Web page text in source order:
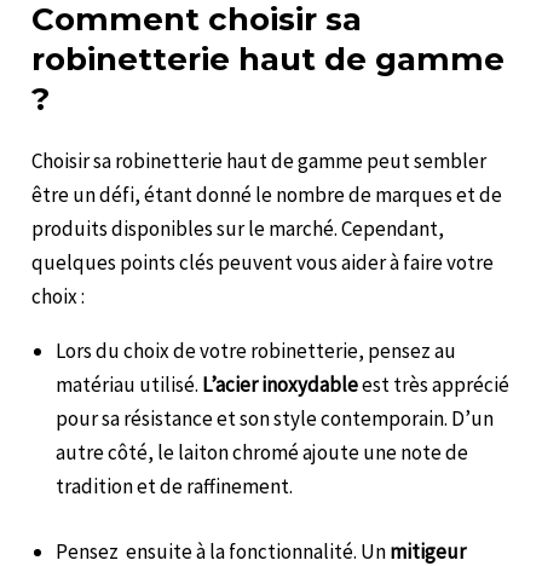
Comment choisir sa
robinetterie haut de gamme
?
Choisir sa robinetterie haut de gamme peut sembler
être un défi, étant donné le nombre de marques et de
produits disponibles sur le marché. Cependant,
quelques points clés peuvent vous aider à faire votre
choix :
Lors du choix de votre robinetterie, pensez au
matériau utilisé. L’acier inoxydableest très apprécié
pour sa résistance et son style contemporain. D’un
autre côté, le laiton chromé ajoute une note de
tradition et de raffinement.
Pensez ensuite à la fonctionnalité. Unmitigeur